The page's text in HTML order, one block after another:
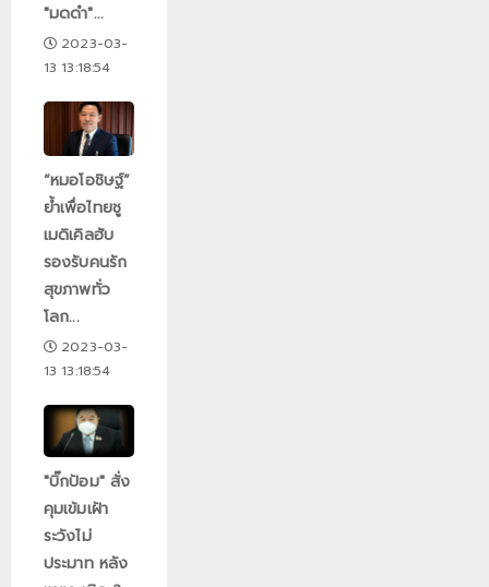
"มดดำ"...
2023-03-
13 13:18:54
“หมอโอชิษฐ์”
ย้ำเพื่อไทยชู
เมดิเคิลฮับ
รองรับคนรัก
สุขภาพทั่ว
โลก...
2023-03-
13 13:18:54
"บิ๊กป้อม" สั่ง
คุมเข้มเฝ้า
ระวังไม่
ประมาท หลัง